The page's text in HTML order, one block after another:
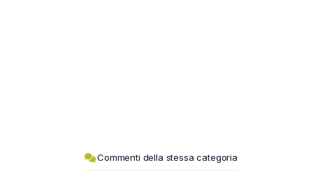
Commenti della stessa categoria